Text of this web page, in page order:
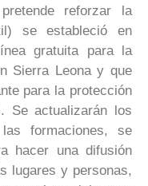
reforzar la
se estableció en
gratuita para la
Sierra Leona y que
para la protección
Se actualizarán los
formaciones, se
hacer una difusión
lugares y personas,